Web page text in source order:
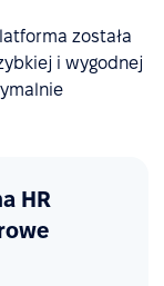
została
i wygodnej
HR